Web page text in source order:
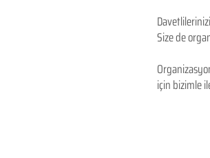
Size de
için bizimle